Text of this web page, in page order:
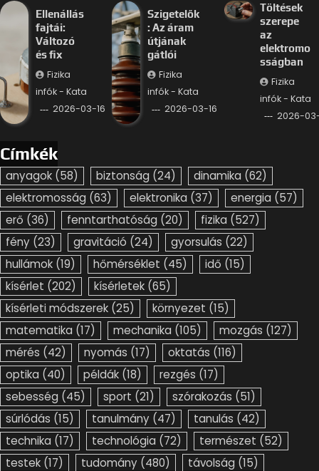
Ellenállás
fajtái:
Változó
és fix
Fizika
infók - Kata
2026-03-16
Szigetelők
: Az áram
útjának
gátlói
Fizika
infók - Kata
2026-03-16
Töltések
szerepe
az
elektromo
sságban
Fizika
infók - Kata
2026-
Címkék
anyagok (58) biztonság (24) dinamika (62)
elektromosság (63) elektronika (37) energia (57)
erő (36) fenntarthatóság (20) fizika (527)
fény (23) gravitáció (24) gyorsulás (22)
hullámok (19) hőmérséklet (45) idő (15)
kísérlet (202) kísérletek (65)
kísérleti módszerek (25) környezet (15)
matematika (17) mechanika (105) mozgás (127)
mérés (42) nyomás (17) oktatás (116)
optika (40) példák (18) rezgés (17)
sebesség (45) sport (21) szórakozás (51)
súrlódás (15) tanulmány (47) tanulás (42)
technika (17) technológia (72) természet (52)
testek (17) tudomány (480) távolság (15)